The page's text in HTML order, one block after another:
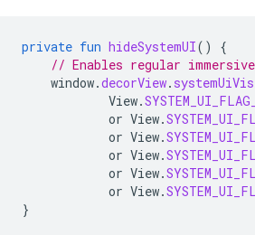
private fun hideSystemUI()
{
// Enables regular immersive
window.decorView.
View.
or View.
or View.
or View.
or View.
or View.
}